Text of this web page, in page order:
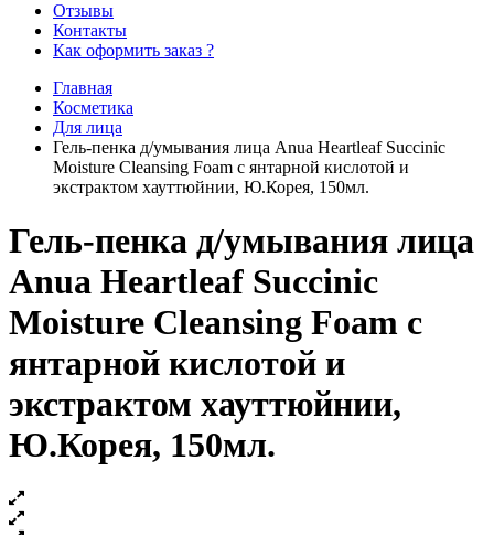
Отзывы
Контакты
Как оформить заказ ?
Главная
Косметика
Для лица
Гель-пенка д/умывания лица Anua Heartleaf Succinic
Moisture Cleansing Foam с янтарной кислотой и
экстрактом хауттюйнии, Ю.Корея, 150мл.
Гель-пенка д/умывания лица
Anua Heartleaf Succinic
Moisture Cleansing Foam с
янтарной кислотой и
экстрактом хауттюйнии,
Ю.Корея, 150мл.